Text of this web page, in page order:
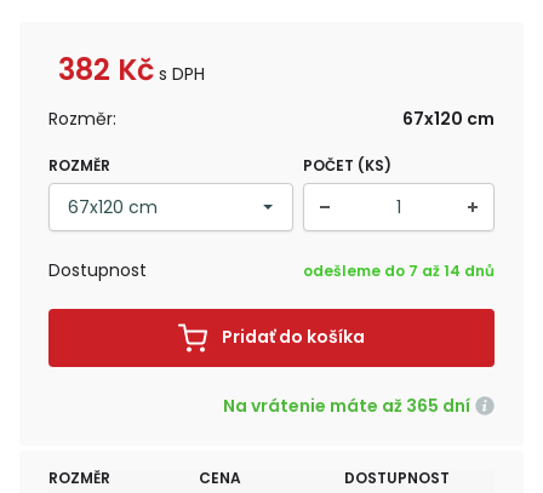
382 Kč s DPH
Rozměr:
67x120 cm
ROZMĚR POČET (KS)
Dostupnost odešleme do 7 až 14 dnů
Pridať do košíka
Na vrátenie máte až 365 dní
ROZMĚR CENA DOSTUPNOST